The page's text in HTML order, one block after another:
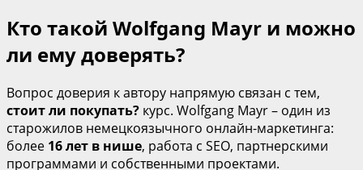
Кто такой Wolfgang Mayr и можно
ли ему доверять?
Вопрос доверия к автору напрямую связан с тем,
стоит ли покупать? курс. Wolfgang Mayr – один из
старожилов немецкоязычного онлайн‑маркетинга:
более 16 лет в нише, работа с SEO, партнерскими
программами и собственными проектами.